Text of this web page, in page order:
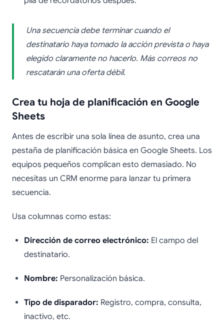
Una secuencia debe terminar cuando el
destinatario haya tomado la acción prevista o haya
elegido claramente no hacerlo. Más correos no
rescatarán una oferta débil.
Crea tu hoja de planificación en Google
Sheets
Antes de escribir una sola línea de asunto, crea una
pestaña de planificación básica en Google Sheets. Los
equipos pequeños complican esto demasiado. No
necesitas un CRM enorme para lanzar tu primera
secuencia.
Usa columnas como estas:
Dirección de correo electrónico: El campo del
destinatario.
Nombre: Personalización básica.
Tipo de disparador: Registro, compra, consulta,
inactivo, etc.